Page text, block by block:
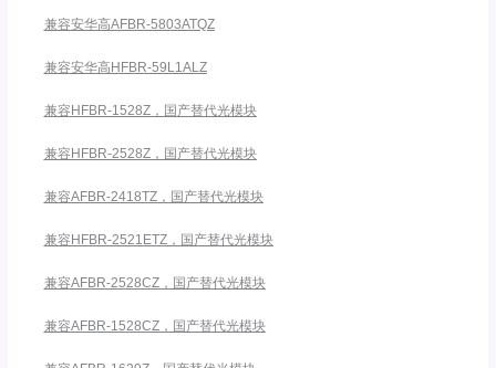
兼容安华高AFBR-5803ATQZ
兼容安华高HFBR-59L1ALZ
兼容HFBR-1528Z，国产替代光模块
兼容HFBR-2528Z，国产替代光模块
兼容AFBR-2418TZ，国产替代光模块
兼容HFBR-2521ETZ，国产替代光模块
兼容AFBR-2528CZ，国产替代光模块
兼容AFBR-1528CZ，国产替代光模块